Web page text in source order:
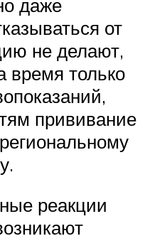
даже
от
не делают,
время только
прививание
реакции